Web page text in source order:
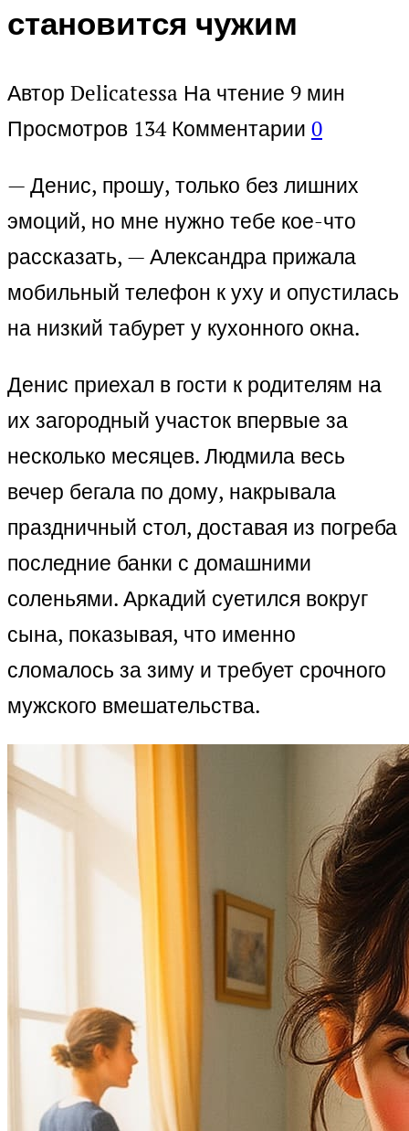
становится чужим
Автор Delicatessa На чтение 9 мин
Просмотров 134 Комментарии 0
— Денис, прошу, только без лишних
эмоций, но мне нужно тебе кое-что
рассказать, — Александра прижала
мобильный телефон к уху и опустилась
на низкий табурет у кухонного окна.
Денис приехал в гости к родителям на
их загородный участок впервые за
несколько месяцев. Людмила весь
вечер бегала по дому, накрывала
праздничный стол, доставая из погреба
последние банки с домашними
соленьями. Аркадий суетился вокруг
сына, показывая, что именно
сломалось за зиму и требует срочного
мужского вмешательства.